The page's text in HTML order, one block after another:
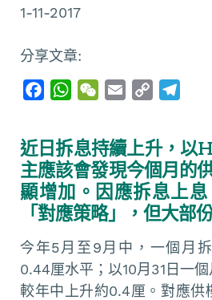
1-11-2017
分享文章:
e
b
o
o
W
t
s
A
p
W
h
a
t
i
l
y
L
i
n
e
g
r
a
近日拆息持續上升，以
主應該會發現今個月的
顯增加。因應拆息上
「對應策略」，但大部
今年5月至9月中，一個月
0.44厘水平；以10月31日一
較年中上升約0.4厘。對應供